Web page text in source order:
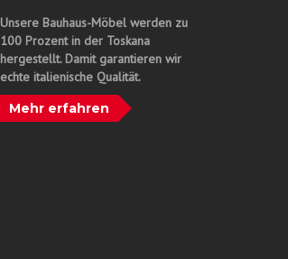
Unsere Bauhaus-Möbel werden zu
100 Prozent in der Toskana
hergestellt. Damit garantieren wir
echte italienische Qualität.
Mehr erfahren